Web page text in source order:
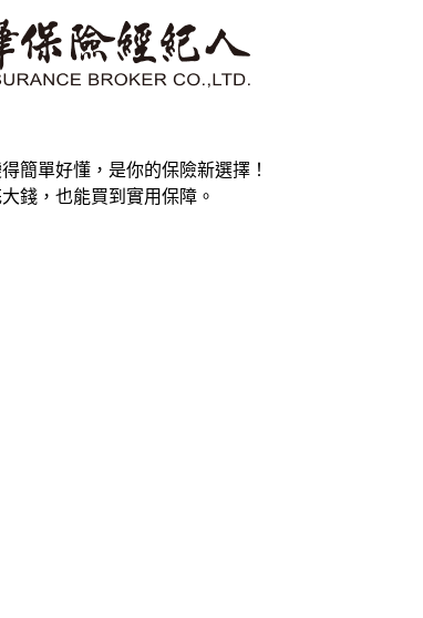
簡單好懂，是你的保險新選擇！
錢，也能買到實用保障。